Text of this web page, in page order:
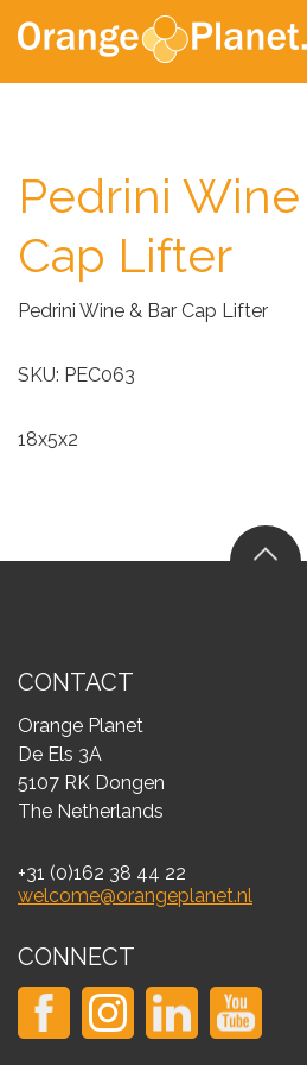
Pedrini
Cap Lifter
Pedrini Wine & Bar Cap Lifter
SKU: PEC063
18x5x2
CONTACT
Orange Planet
De Els 3A
5107 RK Dongen
The Netherlands
+31 (0)162 38 44 22
welcome@orangeplanet.nl
CONNECT